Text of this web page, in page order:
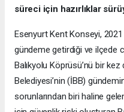
süreci için hazırlıklar
Esenyurt Kent Konseyi,
gündeme getirdiği ve ilçede
Balıkyolu Köprüsü’nü bir
Belediyesi’nin (İBB)
sorunlarından biri haline